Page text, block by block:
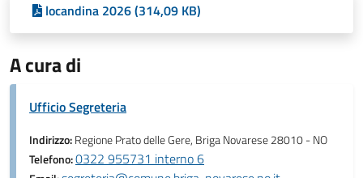
locandina 2026 (314,09 KB)
A cura di
Ufficio Segreteria
Indirizzo:Regione Prato delle Gere, Briga Novarese 28010 - NO
Telefono:0322 955731 interno 6